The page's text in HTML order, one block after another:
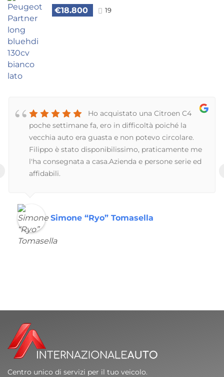
€18.800 19
Ho acquistato una Citroen C4
poche settimane fa, ero in difficoltà poiché la
vecchia auto era guasta e non potevo circolare.
Filippo è stato disponibilissimo, praticamente me
l'ha consegnata a casa.Azienda e persone serie ed
affidabili.
Simone “Ryo” Tomasella
Centro unico di servizi per il tuo veicolo.